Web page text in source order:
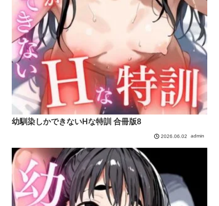
幼馴染しかできないHな特訓 合冊版8
2026.06.02 admin